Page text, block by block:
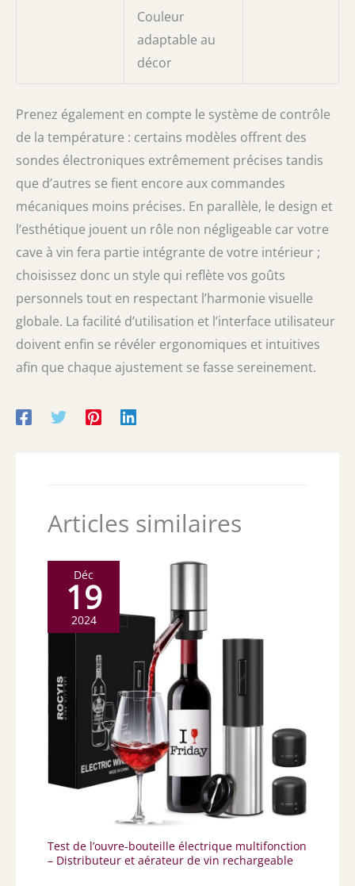
Couleur
adaptable au
décor
Prenez également en compte le système de contrôle
de la température : certains modèles offrent des
sondes électroniques extrêmement précises tandis
que d’autres se fient encore aux commandes
mécaniques moins précises. En parallèle, le design et
l’esthétique jouent un rôle non négligeable car votre
cave à vin fera partie intégrante de votre intérieur ;
choisissez donc un style qui reflète vos goûts
personnels tout en respectant l’harmonie visuelle
globale. La facilité d’utilisation et l’interface utilisateur
doivent enfin se révéler ergonomiques et intuitives
afin que chaque ajustement se fasse sereinement.
Articles similaires
Déc
19
2024
Test de l’ouvre-bouteille électrique multifonction
– Distributeur et aérateur de vin rechargeable